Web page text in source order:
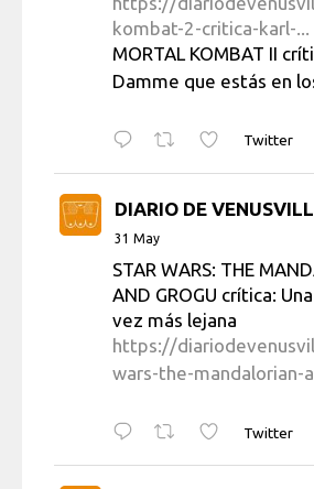
kombat-2-critica-karl-...
MORTAL KOMBAT II
Damme que estás en
Twitter
DIARIO DE
31 May
STAR WARS: THE
AND GROGU crítica:
vez más lejana
https://
wars-the-mandalorian-
Twitter